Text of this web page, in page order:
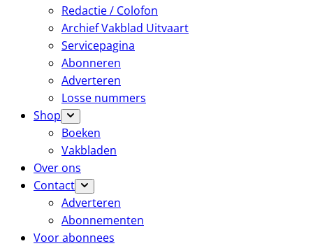
Redactie / Colofon
Archief Vakblad Uitvaart
Servicepagina
Abonneren
Adverteren
Losse nummers
Shop
Boeken
Vakbladen
Over ons
Contact
Adverteren
Abonnementen
Voor abonnees